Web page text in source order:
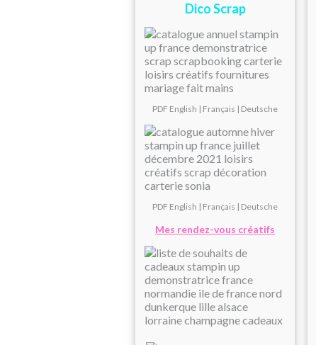
Dico Scrap
PDF English | Français | Deutsche
PDF English | Français | Deutsche
Mes rendez-vous créatifs